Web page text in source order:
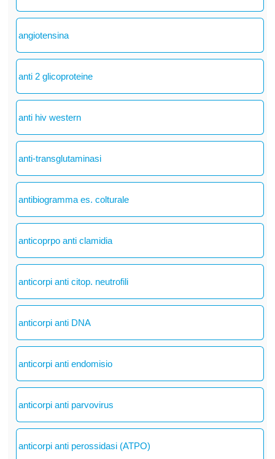
angiotensina
anti 2 glicoproteine
anti hiv western
anti-transglutaminasi
antibiogramma es. colturale
anticoprpo anti clamidia
anticorpi anti citop. neutrofili
anticorpi anti DNA
anticorpi anti endomisio
anticorpi anti parvovirus
anticorpi anti perossidasi (ATPO)